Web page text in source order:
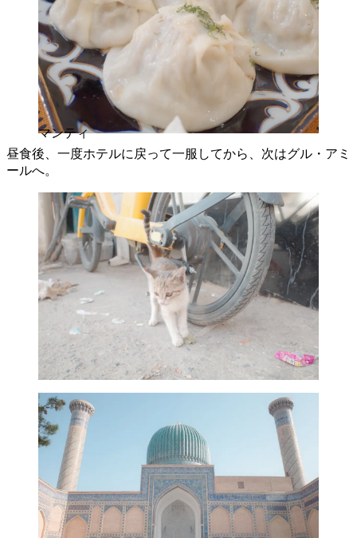
マンティ
昼食後、一度ホテルに戻って一服してから、次はグル・アミ
ールへ。